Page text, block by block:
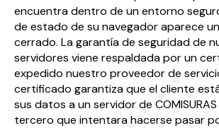
encuentra dentro de un entorno
de estado de su navegador aparece
cerrado. La garantía de seguridad de
servidores viene respaldada por un
expedido nuestro proveedor de
certificado garantiza que el cliente
sus datos a un servidor de
tercero que intentara hacerse pasar